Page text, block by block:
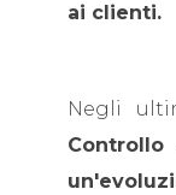
ai clienti.
Negli